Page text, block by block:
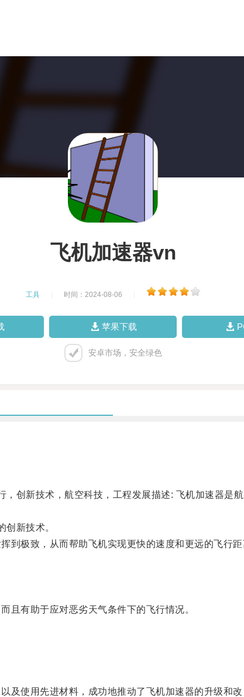
飞机加速器vn
工具 时间：2024-08-06
苹果下载
安卓市场，安全绿色
新技术，航空科技，工程发展描述: 飞机加速器是
新技术。
极致，从而帮助飞机实现更快的速度和更远的飞行距
有助于应对恶劣天气条件下的飞行情况。
使用先进材料，成功地推动了飞机加速器的升级和改